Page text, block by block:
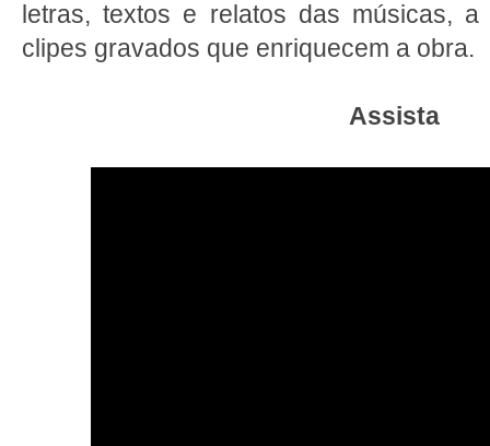
letras, textos e relatos das músicas,
clipes gravados que enriquecem a obra.
Assista